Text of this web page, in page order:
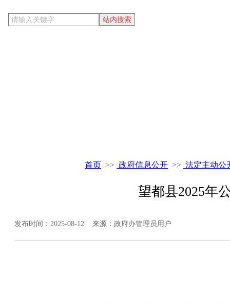
首页 >> 政府信息公开 >> 法定主动公
望都县2025年
发布时间：2025-08-12 来源：政府办管理员用户